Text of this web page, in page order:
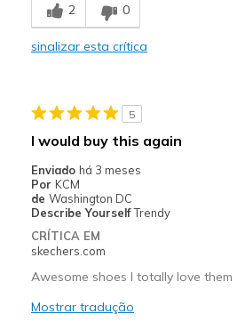
Comfortable
Travel
Width
Sizing
View On Shoes
I'm Into Shoes
2 0
sinalizar esta crítica
5
I would buy this again
Enviado há 3 meses
Por KCM
de Washington DC
Describe YourselfTrendy
CRÍTICA EM
skechers.com
Awesome shoes I totally love them
Mostrar tradução